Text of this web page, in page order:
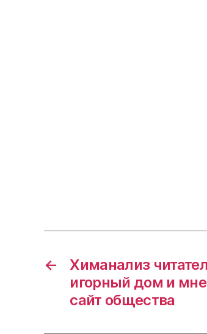
←
Химанализ
игорный дом и
сайт общества